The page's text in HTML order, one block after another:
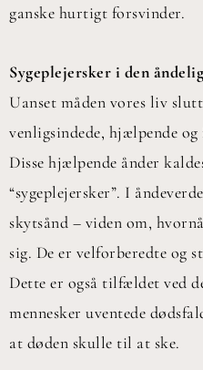
ganske hurtigt forsvinder.
Sygeplejersker i den
Uanset måden vores liv
venligsindede, hjælpende
Disse hjælpende ånder
“sygeplejersker”. I
skytsånd – viden om,
sig. De er velforberedte og
Dette er også tilfældet ved
mennesker uventede
at døden skulle til at ske.